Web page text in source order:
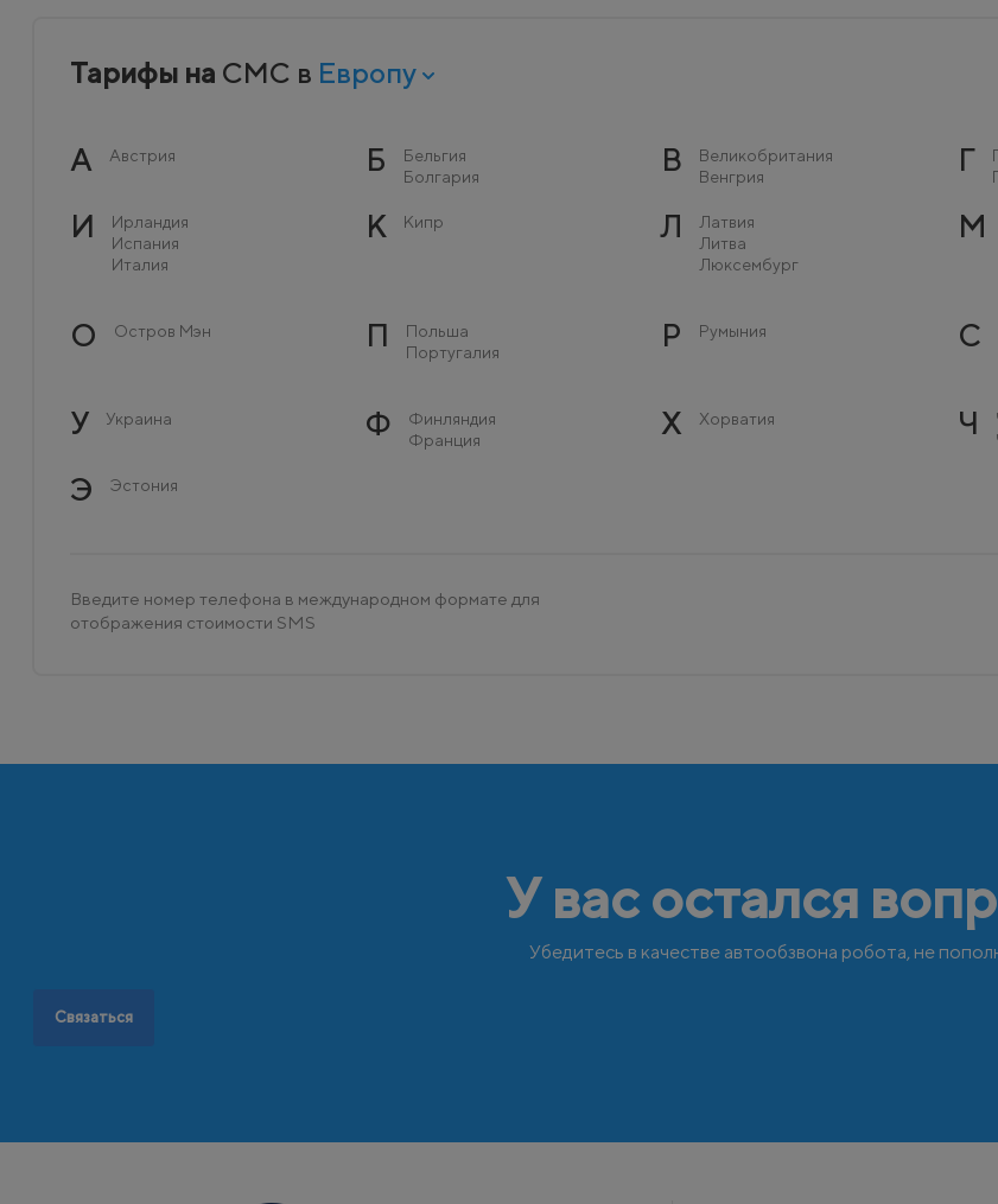
Тарифы на СМС в Европу
А Австрия Б
Бельгия
Болгария
В
Великобритания
Венгрия
Г
И
Ирландия
Испания
Италия
К Кипр Л
Латвия
Литва
Люксембург
М
О Остров Мэн П
Польша
Португалия
Р Румыния С
У Украина Ф
Финляндия
Франция
Х Хорватия Ч
Э Эстония
Введите номер телефона в международном формате для
отображения стоимости SMS
У вас остался
Убедитесь в качестве автообзвона робота, не
Связаться